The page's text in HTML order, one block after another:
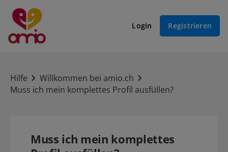
Login Registrieren
Hilfe
Willkommen bei amio.ch
Muss ich mein komplettes Profil ausfüllen?
Muss ich mein komplettes